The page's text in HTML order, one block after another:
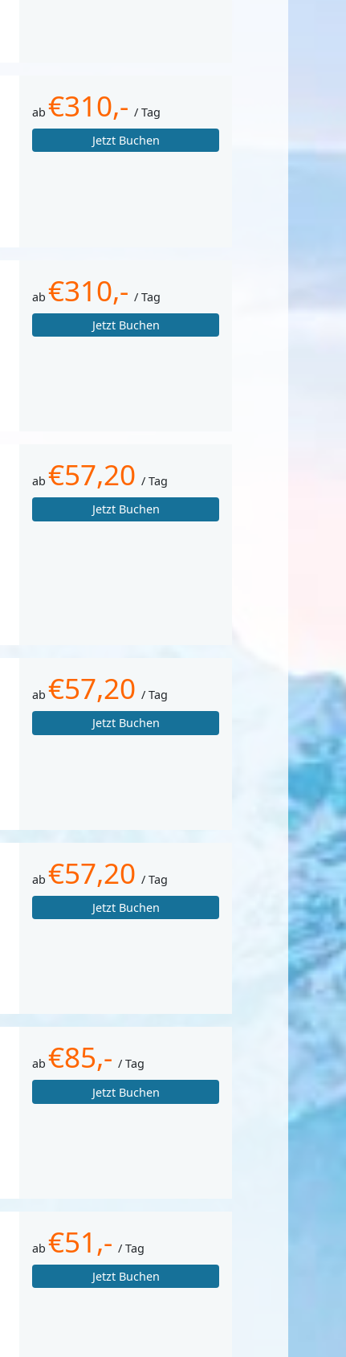
ab €310,- / Tag
Jetzt Buchen
ab €310,- / Tag
Jetzt Buchen
ab €57,20 / Tag
Jetzt Buchen
ab €57,20 / Tag
Jetzt Buchen
ab €57,20 / Tag
Jetzt Buchen
ab €85,- / Tag
Jetzt Buchen
ab €51,- / Tag
Jetzt Buchen